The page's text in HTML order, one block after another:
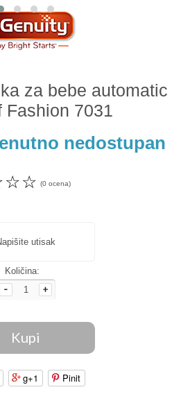
za bebe automatic
Fashion 7031
nedostupan
☆
☆ (0 ocena)
utisak
Količina:
g+1 Pinit